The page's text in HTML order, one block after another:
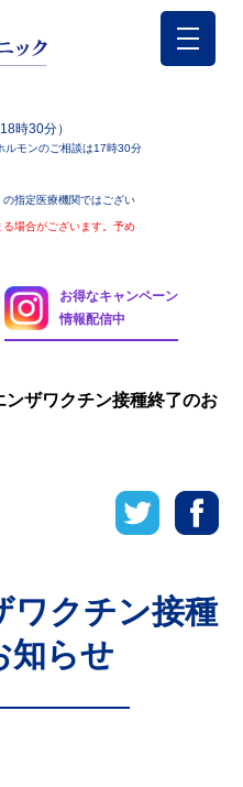
時30分）
ルモンのご相談は17時30分
指定医療機関ではござい
場合がございます。予め
お得なキャンペーン
情報配信中
ンザワクチン接種終了のお
ワクチン接種
知らせ